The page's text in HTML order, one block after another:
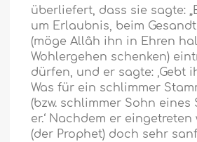
überliefert, dass sie sagte:
um Erlaubnis, beim
(möge Allâh ihn in Ehren
Wohlergehen schenken)
dürfen, und er sagte: ‚Gebt
Was für ein schlimmer
(bzw. schlimmer Sohn eines
er.‘ Nachdem er eingetreten
(der Prophet) doch sehr